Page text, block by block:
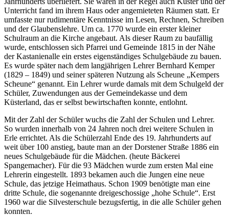
Unterricht fand im ihrem Haus oder angemieteten Räumen statt. Er
umfasste nur rudimentäre Kenntnisse im Lesen, Rechnen, Schreiben
und der Glaubenslehre. Um ca. 1770 wurde ein erster kleiner
Schulraum an die Kirche angebaut. Als dieser Raum zu baufällig
wurde, entschlossen sich Pfarrei und Gemeinde 1815 in der Nähe
der Kastanienalle ein erstes eigenständiges Schulgebäude zu bauen.
Es wurde später nach dem langjährigen Lehrer Bernhard Kemper
(1829 – 1849) und seiner späteren Nutzung als Scheune „Kempers
Scheune“ genannt. Ein Lehrer wurde damals mit dem Schulgeld der
Schüler, Zuwendungen aus der Gemeindekasse und dem
Küsterland, das er selbst bewirtschaften konnte, entlohnt.
Mit der Zahl der Schüler wuchs die Zahl der Schulen und Lehrer.
So wurden innerhalb von 24 Jahren noch drei weitere Schulen in
Erle errichtet. Als die Schülerzahl Ende des 19. Jahrhunderts auf
weit über 100 anstieg, baute man an der Dorstener Straße 1886 ein
neues Schulgebäude für die Mädchen. (heute Bäckerei
Spangemacher). Für die 93 Mädchen wurde zum ersten Mal eine
Lehrerin eingestellt. 1893 bekamen auch die Jungen eine neue
Schule, das jetzige Heimathaus. Schon 1909 benötigte man eine
dritte Schule, die sogenannte dreigeschossige „hohe Schule“. Erst
1960 war die Silvesterschule bezugsfertig, in die alle Schüler gehen
konnten.